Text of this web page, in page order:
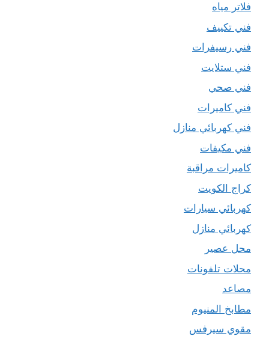
فلاتر مياه
فني تكييف
فني رسيفرات
فني ستلايت
فني صحي
فني كاميرات
فني كهربائي منازل
فني مكيفات
كاميرات مراقبة
كراج الكويت
كهربائي سيارات
كهربائي منازل
محل عصير
محلات تلفونات
مصاعد
مطابخ المنيوم
مقوي سيرفس